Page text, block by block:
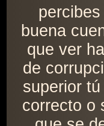
buena
que ver
de
superior
correcto o